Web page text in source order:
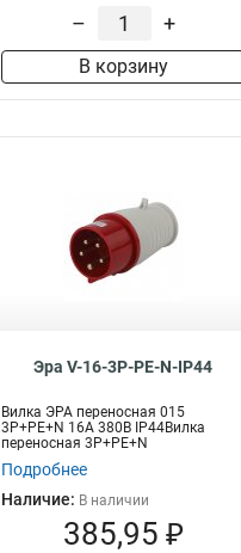
– +
В корзину
Эра V-16-3P-PE-N-IP44
Вилка ЭРА переносная 015
3Р+РЕ+N 16А 380В IP44Вилка
переносная 3P+PE+N
Подробнее
Наличие: В наличии
385,95 ₽